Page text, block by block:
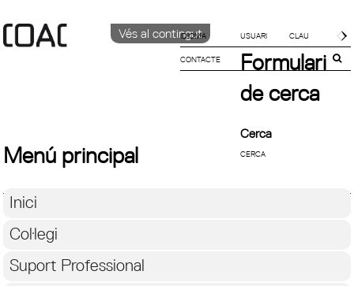
Vés al contingut
IDIOMA
CATALÀ
CONTACTE
Formulari
de cerca
Cerca
Menú principal
Inici
Col·legi
Suport Professional